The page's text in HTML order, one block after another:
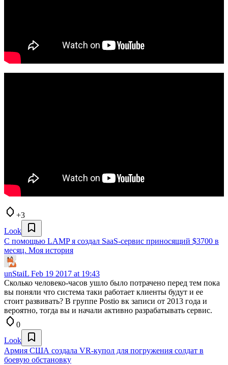
+3
Look
С помощью LAMP я создал SaaS-сервис приносящий $3700 в
месяц. Моя история
unStaiL Feb 19 2017 at 19:43
Сколько человеко-часов ушло было потрачено перед тем пока
вы поняли что система таки работает клиенты будут и ее
стоит развивать? В группе Postio вк записи от 2013 года и
вероятно, тогда вы и начали активно разрабатывать сервис.
0
Look
Армия США создала VR-купол для погружения солдат в
боевую обстановку